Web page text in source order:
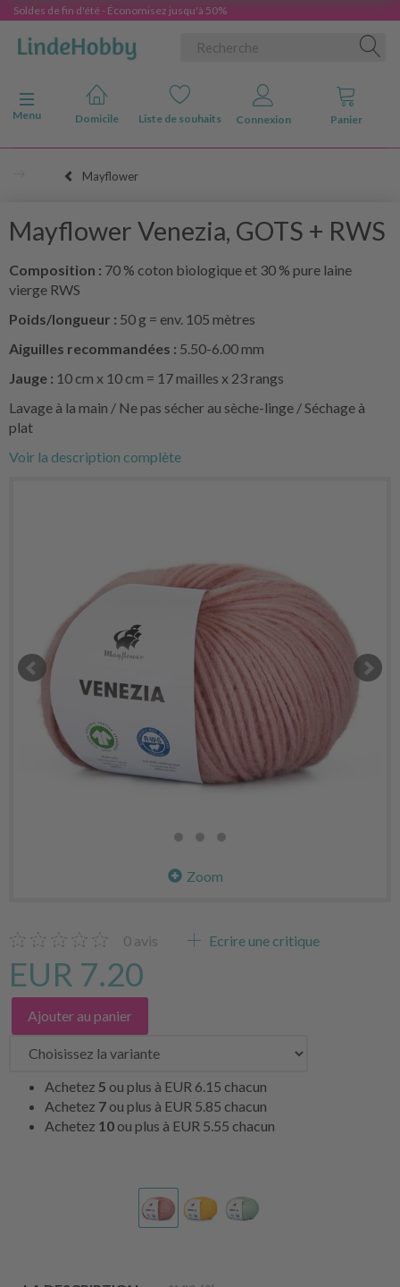
Soldes de fin d'été - Économisez jusqu'à 50%
Basculer la navigation
Menu
Domicile Liste de souhaits Connexion Panier
Mayflower
Mayflower Venezia, GOTS + RWS
Composition : 70 % coton biologique et 30 % pure laine
vierge RWS
Poids/longueur : 50 g = env. 105 mètres
Aiguilles recommandées : 5.50-6.00 mm
Jauge : 10 cm x 10 cm = 17 mailles x 23 rangs
Lavage à la main / Ne pas sécher au sèche-linge / Séchage à
plat
Voir la description complète
Zoom
0 avis Ecrire une critique
EUR 7.20
Ajouter au panier
Achetez 5 ou plus à EUR 6.15 chacun
Achetez 7 ou plus à EUR 5.85 chacun
Achetez 10 ou plus à EUR 5.55 chacun